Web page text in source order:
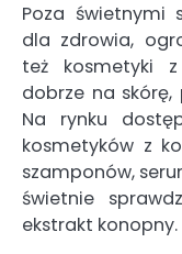
Poza świetnymi
dla zdrowia,
też kosmetyki
dobrze na skórę,
Na rynku
kosmetyków z
szamponów,
świetnie
ekstrakt konopny.